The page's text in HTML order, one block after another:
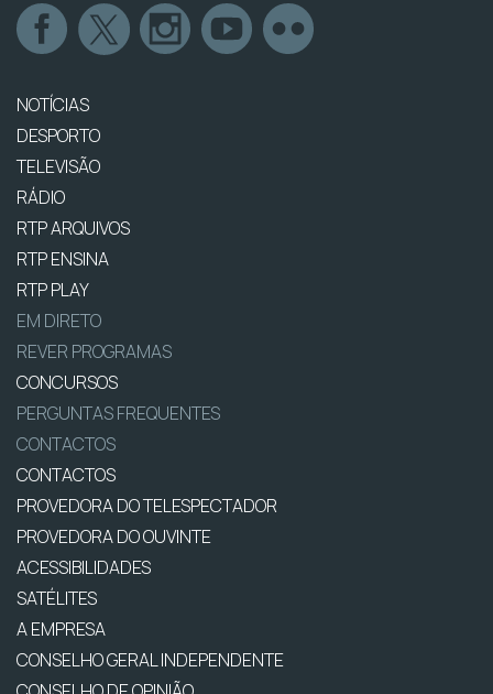
NOTÍCIAS
DESPORTO
TELEVISÃO
RÁDIO
RTP ARQUIVOS
RTP ENSINA
RTP PLAY
EM DIRETO
REVER PROGRAMAS
CONCURSOS
PERGUNTAS FREQUENTES
CONTACTOS
CONTACTOS
PROVEDORA DO TELESPECTADOR
PROVEDORA DO OUVINTE
ACESSIBILIDADES
SATÉLITES
A EMPRESA
CONSELHO GERAL INDEPENDENTE